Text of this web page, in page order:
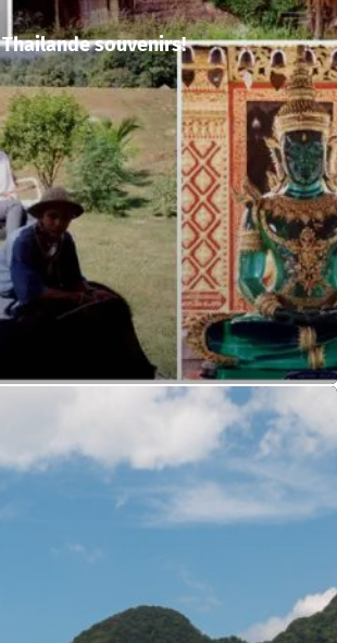
Thailande souvenirs!